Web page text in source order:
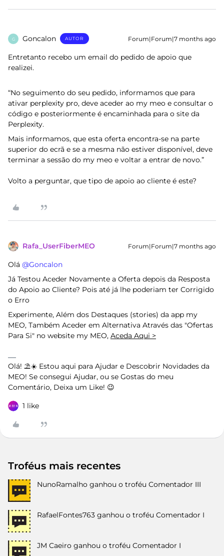
G Goncalon AUTOR Forum|Forum|7 months ago
Entretanto recebo um email do pedido de apoio que
realizei.
“No seguimento do seu pedido, informamos que para
ativar perplexity pro, deve aceder ao my meo e consultar o
código e posteriormente é encaminhada para o site da
Perplexity.
Mais informamos, que esta oferta encontra-se na parte
superior do ecrã e se a mesma não estiver disponível, deve
terminar a sessão do my meo e voltar a entrar de novo.”
Volto a perguntar, que tipo de apoio ao cliente é este?
Rafa_UserFiberMEO Forum|Forum|7 months ago
Olá ​ @Goncalon
Já Testou Aceder Novamente a Oferta depois da Resposta
do Apoio ao Cliente? Pois até já lhe poderiam ter Corrigido
o Erro
Experimente, Além dos Destaques (stories) da app my
MEO, Também Aceder em Alternativa Através das "Ofertas
Para Si" no website my MEO, Aceda Aqui >
Olá! ⛱️☀️ Estou aqui para Ajudar e Descobrir Novidades da
MEO! Se consegui Ajudar, ou se Gostas do meu
Comentário, Deixa um Like! 😉
1 like
Troféus mais recentes
NunoRamalho ganhou o troféu Comentador III
RafaelFontes763 ganhou o troféu Comentador I
JM Caeiro ganhou o troféu Comentador I